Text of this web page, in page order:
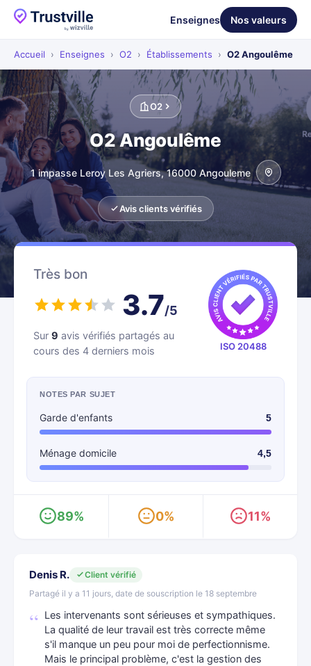
Enseignes Nos valeurs
Accueil › Enseignes › O2 › Établissements › O2 Angoulême
O2
O2 Angoulême
1 impasse Leroy Les Agriers, 16000 Angouleme
Avis clients vérifiés
Très bon
3.7/5
Sur 9 avis vérifiés partagés au
cours des 4 derniers mois
ISO 20488
NOTES PAR SUJET
Garde d'enfants 5
Ménage domicile 4,5
89% 0% 11%
Denis R.
Client vérifié
Partagé il y a 11 jours, date de souscription le 18 septembre
Les intervenants sont sérieuses et sympathiques.
La qualité de leur travail est très correcte même
s'il manque un peu pour moi de perfectionnisme.
Mais le principal problème, c'est la gestion des